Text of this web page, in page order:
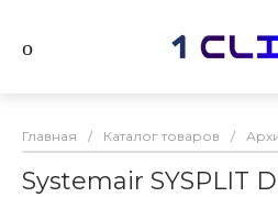
Главная / Каталог товаров /
Systemair SYSPLIT